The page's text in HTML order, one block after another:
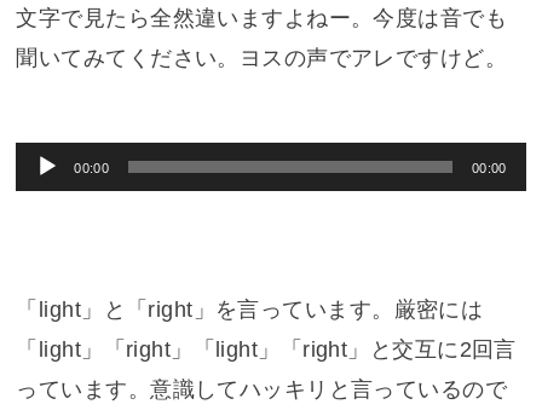
文字で見たら全然違いますよねー。今度は音でも
聞いてみてください。ヨスの声でアレですけど。
音
声
ー
ー
00:00 00:00
「light」と「right」を言っています。厳密には
「light」「right」「light」「right」と交互に2回言
っています。意識してハッキリと言っているので